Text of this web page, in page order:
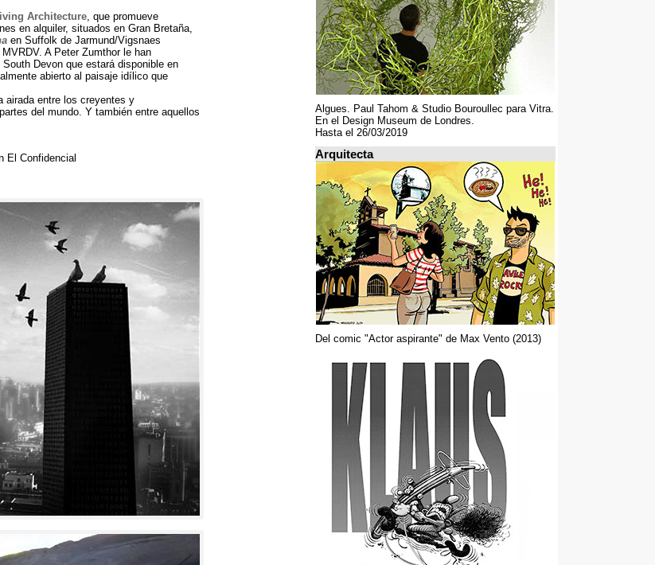
Architecture, que promueve
en alquiler, situados en Gran Bretaña,
en Suffolk de Jarmund/Vigsnaes
A Peter Zumthor le han
Devon que estará disponible en
abierto al paisaje idílico que
airada entre los creyentes y
del mundo. Y también entre aquellos
El Confidencial
Algues. Paul Tahom & Studio Bouroullec para Vitra.
En el Design Museum de Londres.
Hasta el 26/03/2019
Arquitecta
Del comic "Actor aspirante" de Max Vento (2013)